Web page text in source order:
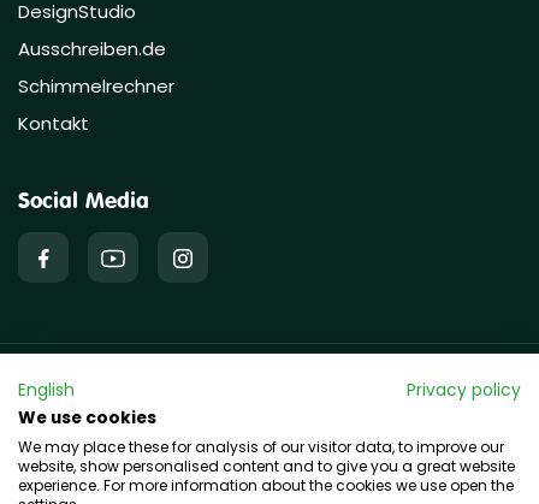
DesignStudio
Ausschreiben.de
Schimmelrechner
Kontakt
Social Media
English
Privacy policy
We use cookies
We may place these for analysis of our visitor data, to improve our
website, show personalised content and to give you a great website
experience. For more information about the cookies we use open the